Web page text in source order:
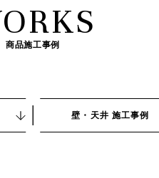
商品施工事例
壁・天井 施工事例